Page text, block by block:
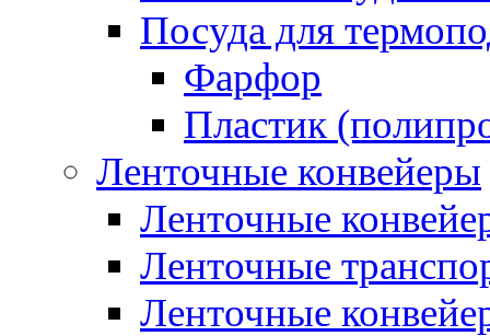
Посуда для
Фарфор
Пластик
Ленточные конвейеры
Ленточные
Ленточные
Ленточные